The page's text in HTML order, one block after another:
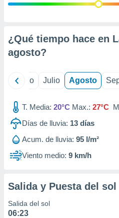
e
mediante
de
¿Qué tiempo hace en
agosto?
Junio Julio Agosto
T. Media: 20°C Max.: 27°C
Días de lluvia: 13 días
Acum. de lluvia: 95 l/m²
Viento medio: 9 km/h
Salida y Puesta del sol
Salida del sol
06:23